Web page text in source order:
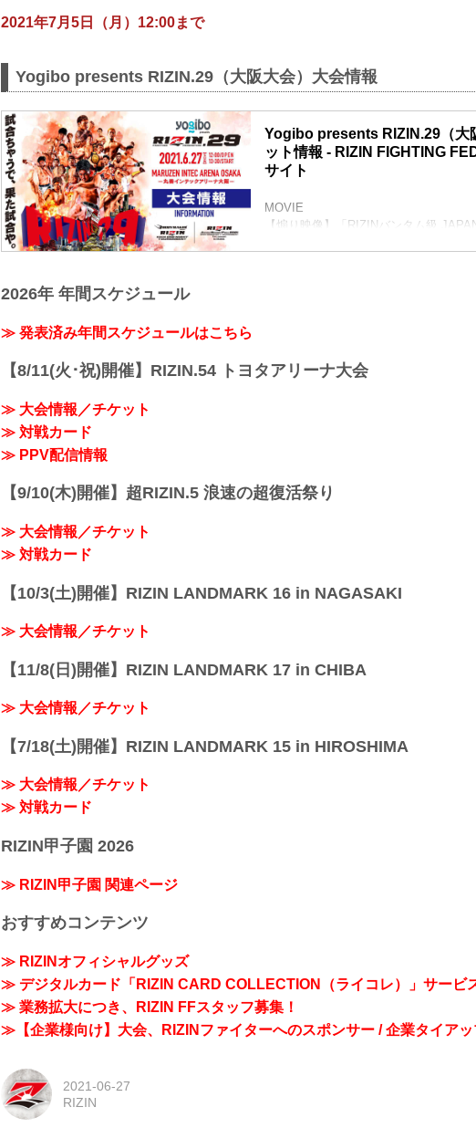
2021年7月5日（月）12:00まで
Yogibo presents RIZIN.29（大阪大会）大会情報
Yogibo presents RIZIN.29（大
ット情報 - RIZIN FIGHTING
サイト
MOVIE
【煽り映像】「RIZINバンタム級
開催日延期に伴うチケットの払戻しに関
2026年 年間スケジュール
≫ 発表済み年間スケジュールはこちら
【8/11(火･祝)開催】RIZIN.54 トヨタアリーナ大会
≫ 大会情報／チケット
≫ 対戦カード
≫ PPV配信情報
【9/10(木)開催】超RIZIN.5 浪速の超復活祭り
≫ 大会情報／チケット
≫ 対戦カード
【10/3(土)開催】RIZIN LANDMARK 16 in NAGASAKI
≫ 大会情報／チケット
【11/8(日)開催】RIZIN LANDMARK 17 in CHIBA
≫ 大会情報／チケット
【7/18(土)開催】RIZIN LANDMARK 15 in HIROSHIMA
≫ 大会情報／チケット
≫ 対戦カード
RIZIN甲子園 2026
≫ RIZIN甲子園 関連ページ
おすすめコンテンツ
≫ RIZINオフィシャルグッズ
≫ デジタルカード「RIZIN CARD COLLECTION（ライコレ）」サービ
≫ 業務拡大につき、RIZIN FFスタッフ募集！
≫【企業様向け】大会、RIZINファイターへのスポンサー / 企業タイアッ
2021-06-27
RIZIN